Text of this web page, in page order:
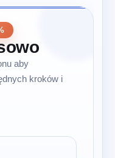
aby
kroków i